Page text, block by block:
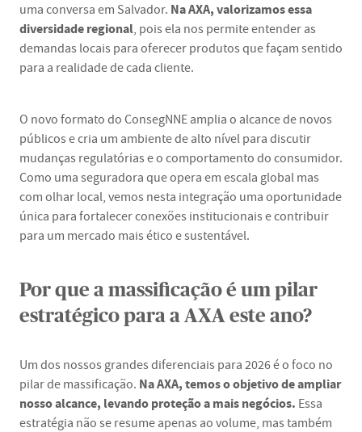
uma conversa em Salvador. Na AXA, valorizamos essa
diversidade regional, pois ela nos permite entender as
demandas locais para oferecer produtos que façam sentido
para a realidade de cada cliente.
O novo formato do ConsegNNE amplia o alcance de novos
públicos e cria um ambiente de alto nível para discutir
mudanças regulatórias e o comportamento do consumidor.
Como uma seguradora que opera em escala global mas
com olhar local, vemos nesta integração uma oportunidade
única para fortalecer conexões institucionais e contribuir
para um mercado mais ético e sustentável.
Por que a massificação é um pilar
estratégico para a AXA este ano?
Um dos nossos grandes diferenciais para 2026 é o foco no
pilar de massificação. Na AXA, temos o objetivo de ampliar
nosso alcance, levando proteção a mais negócios. Essa
estratégia não se resume apenas ao volume, mas também